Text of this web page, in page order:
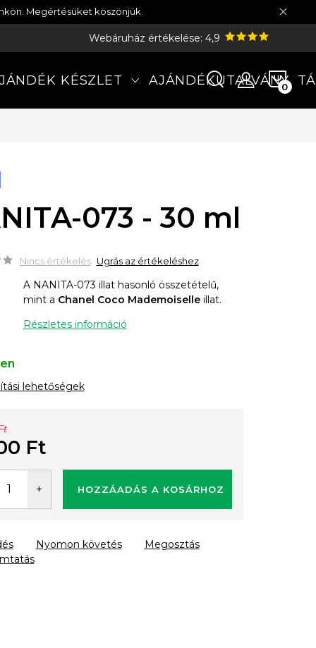
Megértésüket köszönjük.
Webáruház értékelése: 4,9
KÉSZLET AJÁNDÉKUTALVÁNY
073 - 30 ml
Nincs értékelés Ugrás az értékeléshez
A NANITA-073 illat hasonló összetételű,
mint a Chanel Coco Mademoiselleillat.
Részletes információ
lehetőségek
Ft
HOZZÁADÁS A KOSÁRHOZ
Nyomon követés Megosztás